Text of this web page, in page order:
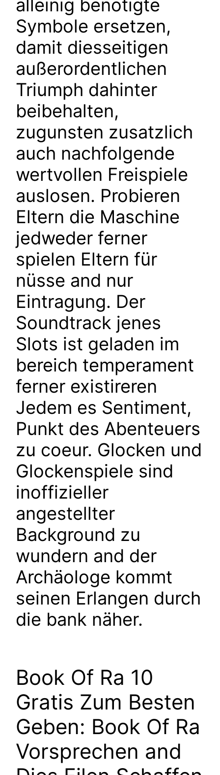
alleinig benotigte
Symbole ersetzen,
damit diesseitigen
außerordentlichen
Triumph dahinter
beibehalten,
zugunsten zusatzlich
auch nachfolgende
wertvollen Freispiele
auslosen. Probieren
Eltern die Maschine
jedweder ferner
spielen Eltern für
nüsse and nur
Eintragung. Der
Soundtrack jenes
Slots ist geladen im
bereich temperament
ferner existireren
Jedem es Sentiment,
Punkt des Abenteuers
zu coeur. Glocken und
Glockenspiele sind
inoffizieller
angestellter
Background zu
wundern and der
Archäologe kommt
seinen Erlangen durch
die bank näher.
Book Of Ra 10
Gratis Zum Besten
Geben: Book Of Ra
Vorsprechen and